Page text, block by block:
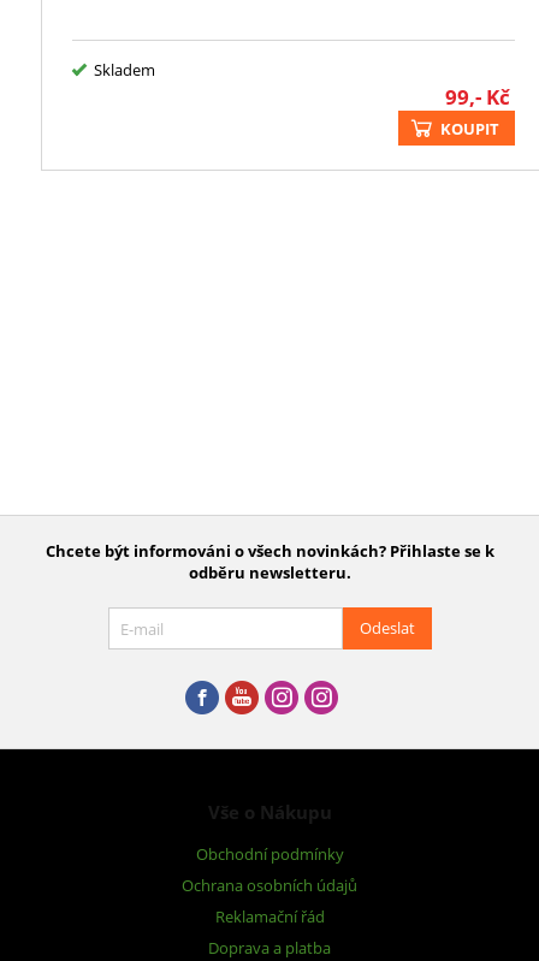
Skladem
99,- Kč
KOUPIT
Chcete být informováni o všech novinkách? Přihlaste se k
odběru newsletteru.
Odeslat
Vše o Nákupu
Obchodní podmínky
Ochrana osobních údajů
Reklamační řád
Doprava a platba